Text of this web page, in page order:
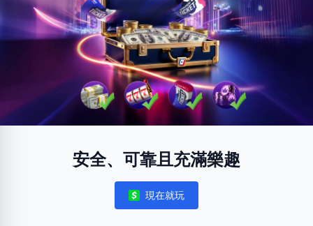
安全、可靠且充滿樂趣
Notifications
現在就玩